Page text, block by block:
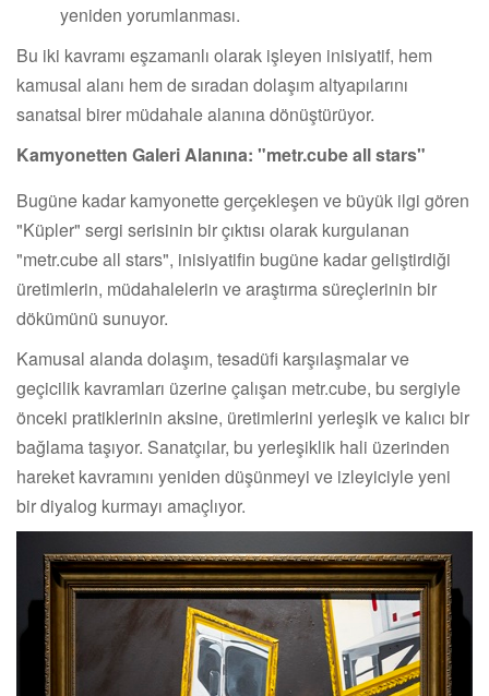
yeniden yorumlanması.
Bu iki kavramı eşzamanlı olarak işleyen inisiyatif, hem
kamusal alanı hem de sıradan dolaşım altyapılarını
sanatsal birer müdahale alanına dönüştürüyor.
Kamyonetten Galeri Alanına: "metr.cube all stars"
Bugüne kadar kamyonette gerçekleşen ve büyük ilgi gören
"Küpler" sergi serisinin bir çıktısı olarak kurgulanan
"metr.cube all stars", inisiyatifin bugüne kadar geliştirdiği
üretimlerin, müdahalelerin ve araştırma süreçlerinin bir
dökümünü sunuyor.
Kamusal alanda dolaşım, tesadüfi karşılaşmalar ve
geçicilik kavramları üzerine çalışan metr.cube, bu sergiyle
önceki pratiklerinin aksine, üretimlerini yerleşik ve kalıcı bir
bağlama taşıyor. Sanatçılar, bu yerleşiklik hali üzerinden
hareket kavramını yeniden düşünmeyi ve izleyiciyle yeni
bir diyalog kurmayı amaçlıyor.